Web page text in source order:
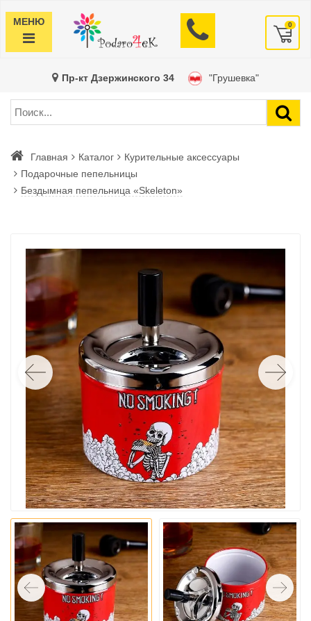
МЕНЮ 0
Пр-кт Дзержинского 34 "Грушевка"
Главная Каталог
Курительные аксессуары
Подарочные пепельницы
Бездымная пепельница «Skeleton»